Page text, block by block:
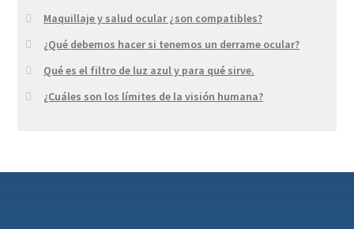
Maquillaje y salud ocular ¿son compatibles?
¿Qué debemos hacer si tenemos un derrame ocular?
Qué es el filtro de luz azul y para qué sirve.
¿Cuáles son los límites de la visión humana?